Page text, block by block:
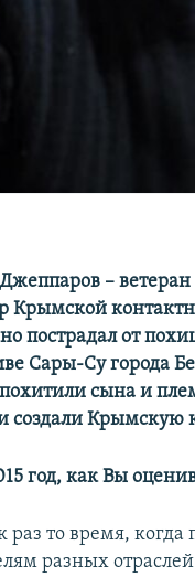
–
Крымской
пострадал от
Сары-Су города
сына и
создали Крымскую
год, как Вы
раз то время,
разных